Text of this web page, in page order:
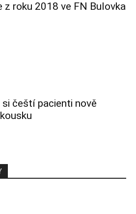
z roku 2018 ve FN Bulovka
si čeští pacienti nově